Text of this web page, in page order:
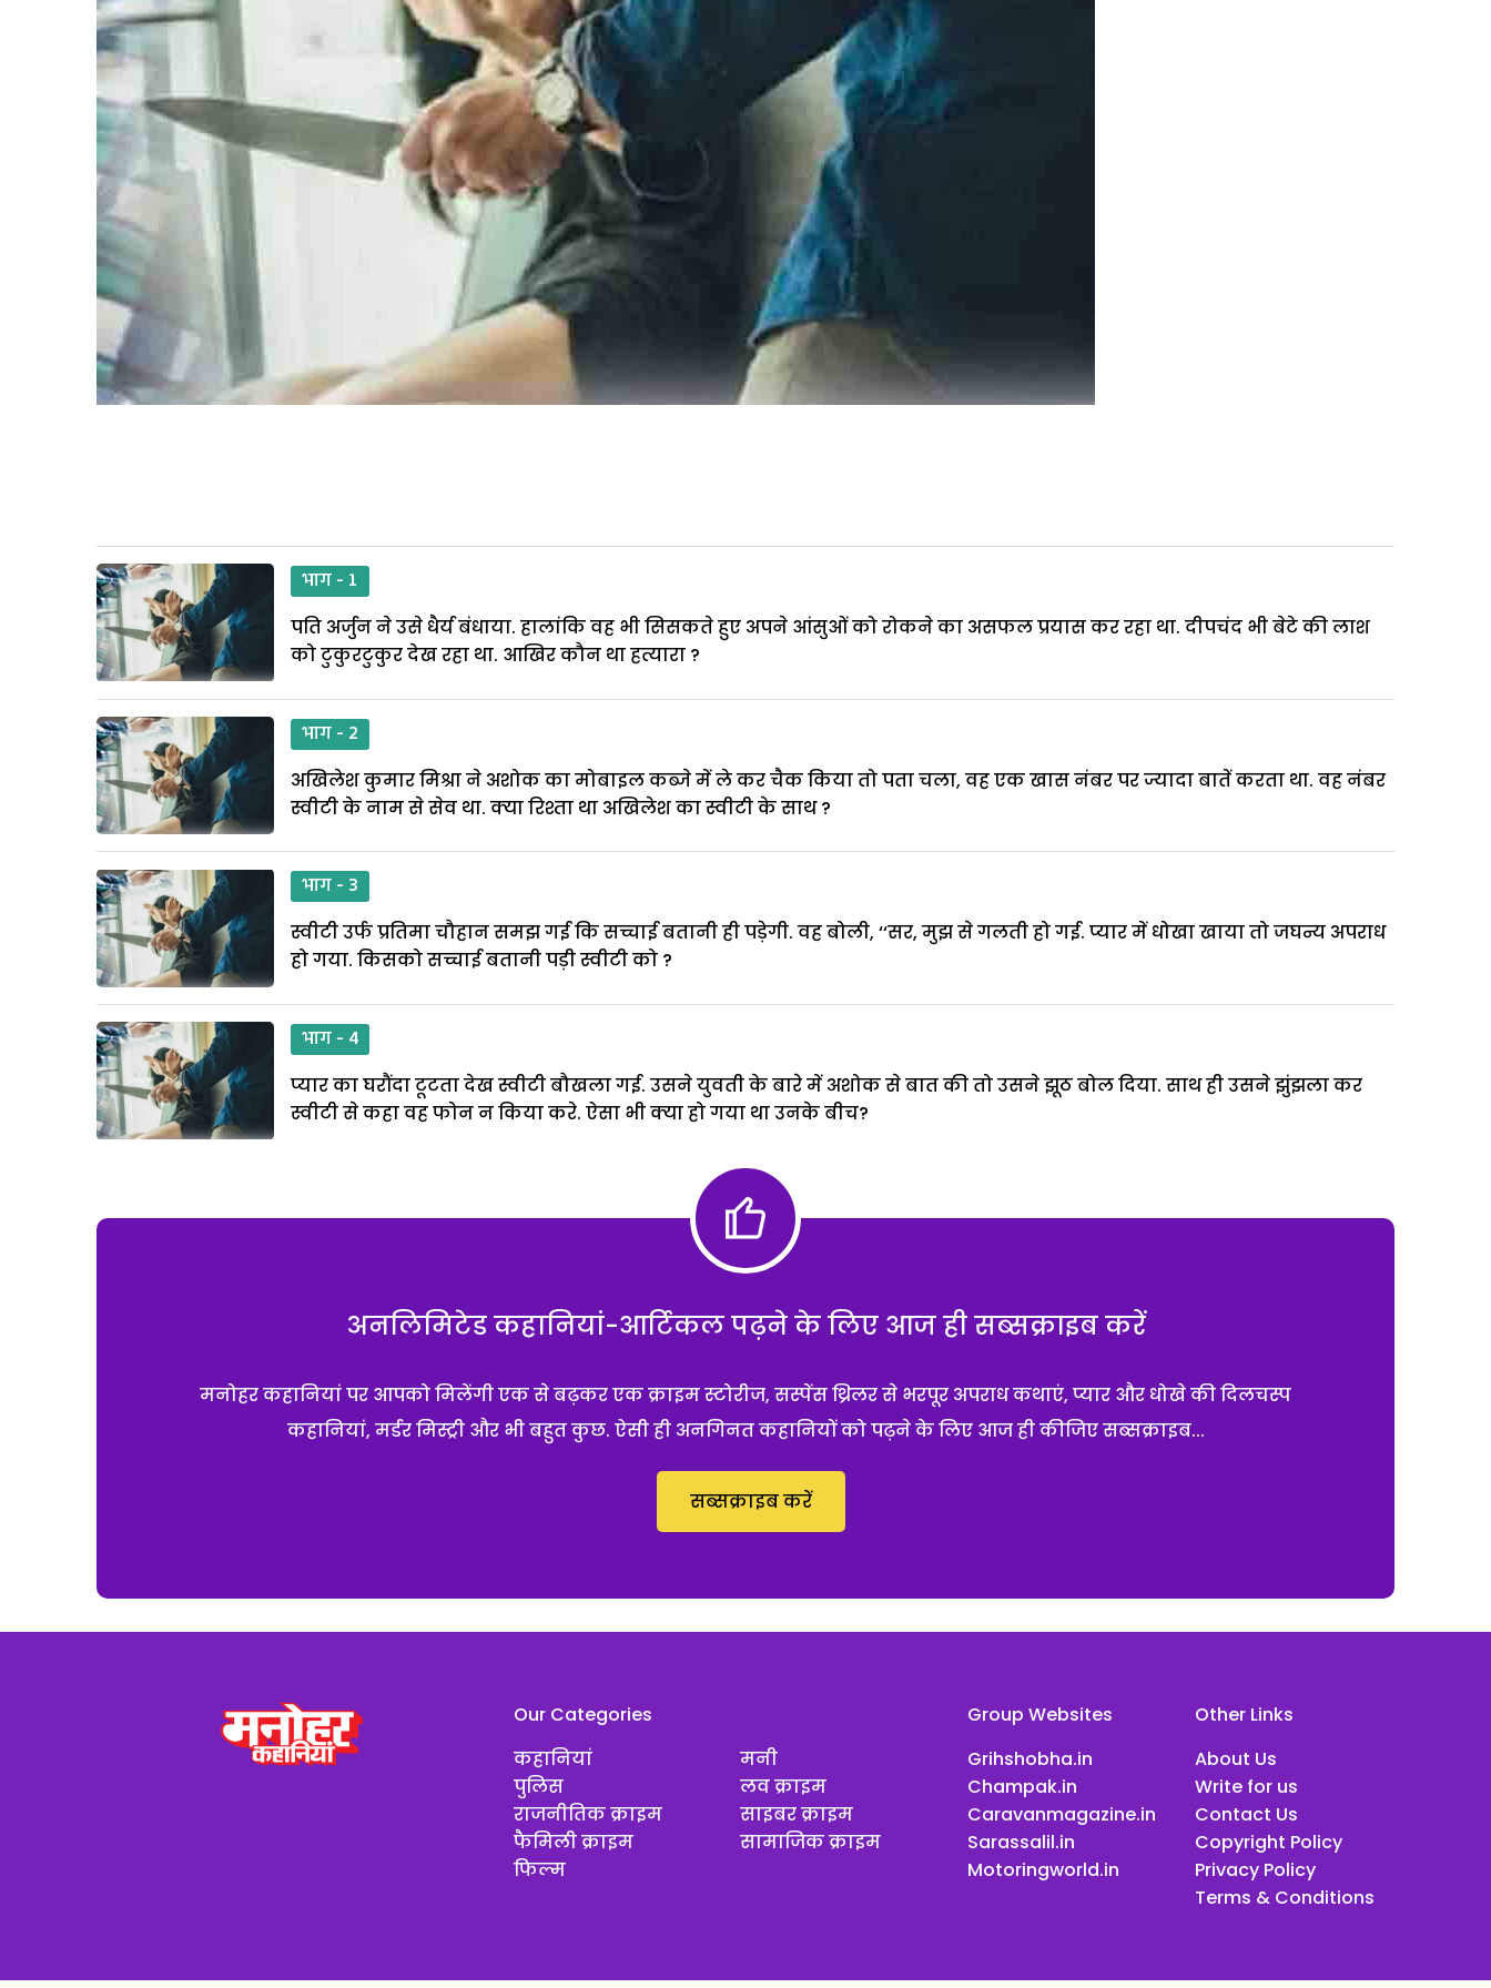
भाग - 1
पति अर्जुन ने उसे धैर्य बंधाया. हालांकि वह भी सिसकते हुए अपने आंसुओं को रोकने का असफल प्रयास कर रहा था. दीपचंद भी बेटे की लाश
को टुकुरटुकुर देख रहा था. आखिर कौन था हत्यारा ?
भाग - 2
अखिलेश कुमार मिश्रा ने अशोक का मोबाइल कब्जे में ले कर चैक किया तो पता चला, वह एक खास नंबर पर ज्यादा बातें करता था. वह नंबर
स्वीटी के नाम से सेव था. क्या रिश्ता था अखिलेश का स्वीटी के साथ ?
भाग - 3
स्वीटी उर्फ प्रतिमा चौहान समझ गई कि सच्चाई बतानी ही पड़ेगी. वह बोली, ‘‘सर, मुझ से गलती हो गई. प्यार में धोखा खाया तो जघन्य अपराध
हो गया. किसको सच्चाई बतानी पड़ी स्वीटी को ?
भाग - 4
प्यार का घरौंदा टूटता देख स्वीटी बौखला गई. उसने युवती के बारे में अशोक से बात की तो उसने झूठ बोल दिया. साथ ही उसने झुंझला कर
स्वीटी से कहा वह फोन न किया करे. ऐसा भी क्या हो गया था उनके बीच?
अनलिमिटेड कहानियां-आर्टिकल पढ़ने के लिए आज ही सब्सक्राइब करें
मनोहर कहानियां पर आपको मिलेंगी एक से बढ़कर एक क्राइम स्टोरीज, सस्पेंस थ्रिलर से भरपूर अपराध कथाएं, प्यार और धोखे की दिलचस्प
कहानियां, मर्डर मिस्ट्री और भी बहुत कुछ. ऐसी ही अनगिनत कहानियों को पढ़ने के लिए आज ही कीजिए सब्सक्राइब...
सब्सक्राइब करें
Our Categories
कहानियां
पुलिस
राजनीतिक क्राइम
फैमिली क्राइम
फिल्म
मनी
लव क्राइम
साइबर क्राइम
सामाजिक क्राइम
Group Websites
Grihshobha.in
Champak.in
Caravanmagazine.in
Sarassalil.in
Motoringworld.in
Other Links
About Us
Write for us
Contact Us
Copyright Policy
Privacy Policy
Terms & Conditions